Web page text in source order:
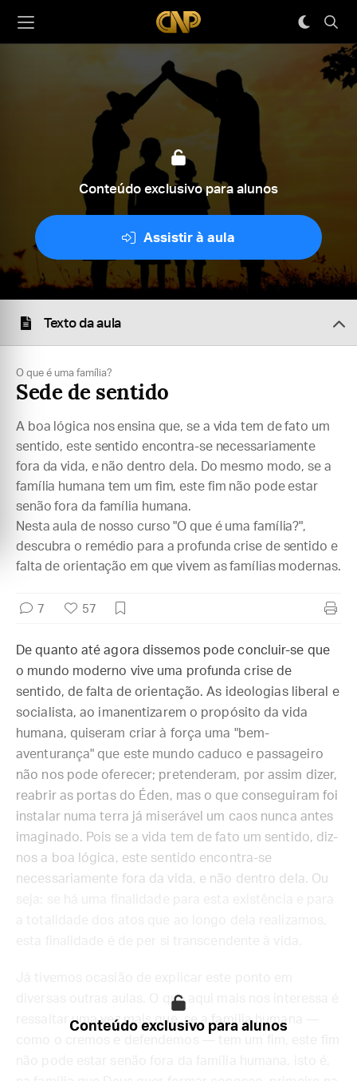
Conteúdo exclusivo para alunos
Assistir à aula
Texto da aula
O que é uma família?
Sede de sentido
A boa lógica nos ensina que, se a vida tem de fato um
sentido, este sentido encontra-se necessariamente
fora da vida, e não dentro dela. Do mesmo modo, se a
família humana tem um fim, este fim não pode estar
senão fora da família humana.
Nesta aula de nosso curso "O que é uma família?",
descubra o remédio para a profunda crise de sentido e
falta de orientação em que vivem as famílias modernas.
7 57
De quanto até agora dissemos pode concluir-se que
o mundo moderno vive uma profunda crise de
sentido, de falta de orientação. As ideologias liberal e
socialista, ao imanentizarem o propósito da vida
humana, quiseram criar à força uma "bem-
aventurança" que este mundo caduco e passageiro
não nos pode oferecer; pretenderam, por assim dizer,
reabrir as portas do Éden, mas o que conseguiram foi
instalar numa terra já miserável um caos nunca antes
imaginado. Pois se a vida tem de fato um sentido, diz-
nos a boa lógica, este sentido encontra-se
necessariamente fora da vida, e não dentro dela. Ou
diversas outras aulas. O que aqui mais nos interessa é
ressaltar uma vez mais que, se a família humana —
Conteúdo exclusivo para alunos